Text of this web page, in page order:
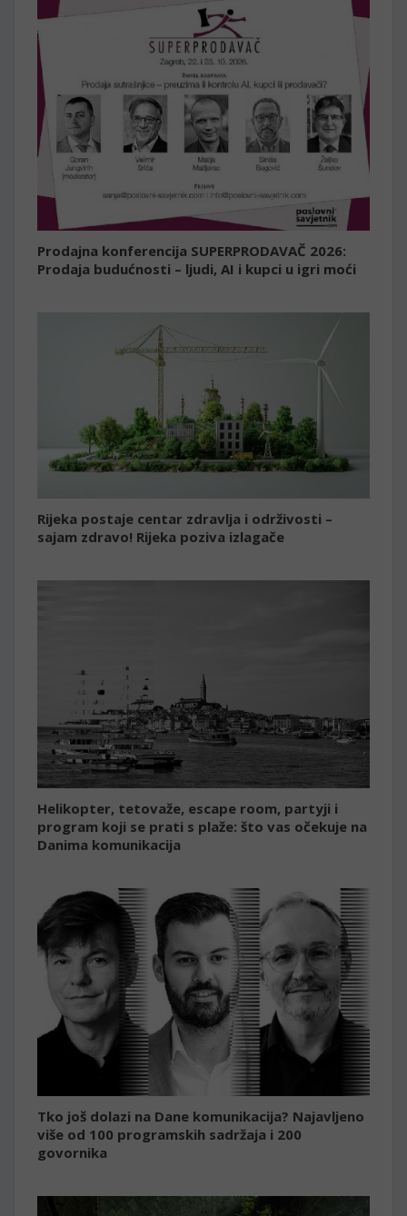
Prodajna konferencija SUPERPRODAVAČ 2026:
Prodaja budućnosti – ljudi, AI i kupci u igri moći
Rijeka postaje centar zdravlja i održivosti –
sajam zdravo! Rijeka poziva izlagače
Helikopter, tetovaže, escape room, partyji i
program koji se prati s plaže: što vas očekuje na
Danima komunikacija
Tko još dolazi na Dane komunikacija? Najavljeno
više od 100 programskih sadržaja i 200
govornika